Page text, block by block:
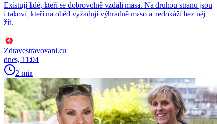
Existují lidé, kteří se dobrovolně vzdali masa. Na druhou stranu jsou
i takoví, kteří na oběd vyžadují výhradně maso a nedokáží bez něj
žít.
Zdravestravovani.eu
dnes, 11:04
2 min